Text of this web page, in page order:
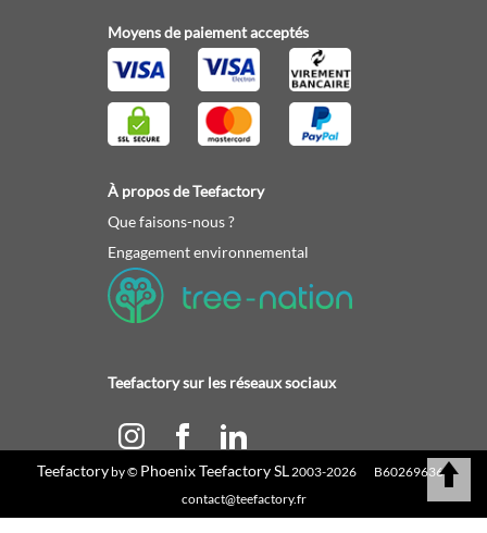
Calculez votre devis
Moyens de paiement acceptés
À propos de Teefactory
Que faisons-nous ?
Engagement environnemental
Teefactory sur les réseaux sociaux
Teefactoryby © Phoenix Teefactory SL 2003-2026 B60269636 |
contact@teefactory.fr